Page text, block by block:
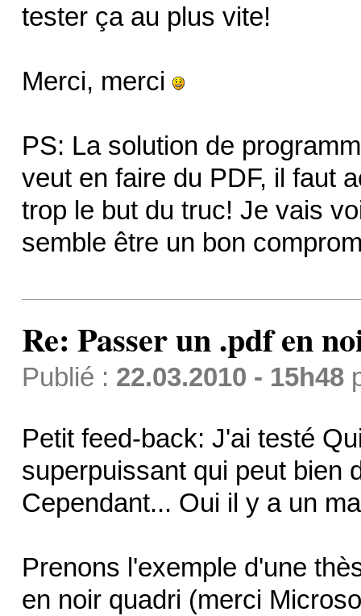
tester ça au plus vite!
Merci, merci
PS: La solution de
veut en faire du PDF, il faut
trop le but du truc! Je vais
semble être un bon
Re: Passer un .pdf en
Publié : 22.03.2010 - 15h48
Petit feed-back: J'ai testé
superpuissant qui peut bien
Cependant... Oui il y a un
Prenons l'exemple d'une
en noir quadri (merci